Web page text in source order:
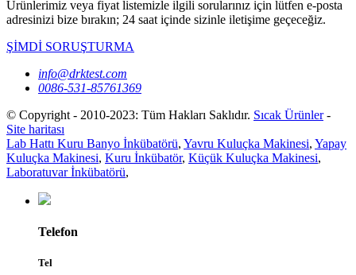
Ürünlerimiz veya fiyat listemizle ilgili sorularınız için lütfen e-posta
adresinizi bize bırakın; 24 saat içinde sizinle iletişime geçeceğiz.
ŞİMDİ SORUŞTURMA
info@drktest.com
0086-531-85761369
© Copyright - 2010-2023: Tüm Hakları Saklıdır. Sıcak Ürünler-
Site haritası
Lab Hattı Kuru Banyo İnkübatörü, Yavru Kuluçka Makinesi, Yapay
Kuluçka Makinesi, Kuru İnkübatör, Küçük Kuluçka Makinesi,
Laboratuvar İnkübatörü,
Telefon
Tel